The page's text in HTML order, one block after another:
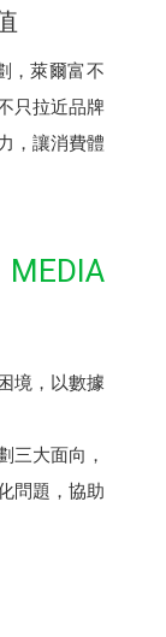
，萊爾富不
只拉近品牌
，讓消費體
境，以數據
三大面向，
問題，協助